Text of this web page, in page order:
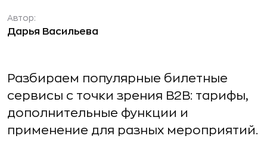
Автор:
Дарья Васильева
Разбираем популярные билетные
сервисы с точки зрения B2B: тарифы,
дополнительные функции и
применение для разных мероприятий.